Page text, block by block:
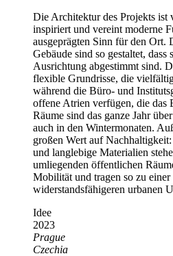
Die Architektur des Projekts ist
inspiriert und vereint moderne
ausgeprägten Sinn für den Ort.
Gebäude sind so gestaltet,
Ausrichtung abgestimmt sind.
flexible Grundrisse, die
während die Büro- und
offene Atrien verfügen, die das
Räume sind das ganze Jahr
auch in den Wintermonaten.
großen Wert auf
und langlebige Materialien
umliegenden öffentlichen
Mobilität und tragen so zu einer
widerstandsfähigeren urbanen
Idee
2023
Prague
Czechia